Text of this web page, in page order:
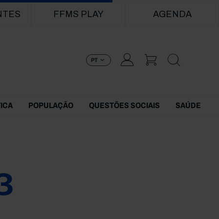
FFMS PLAY AGENDA
PT
POPULAÇÃO QUESTÕES SOCIAIS SAÚDE